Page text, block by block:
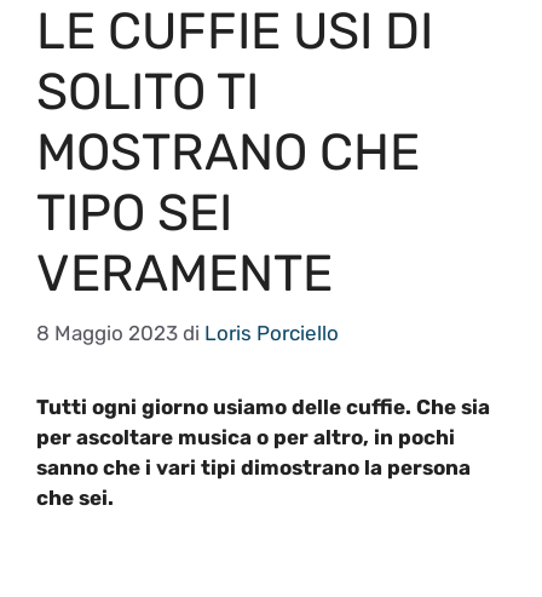
LE CUFFIE USI DI
SOLITO TI
MOSTRANO CHE
TIPO SEI
VERAMENTE
8 Maggio 2023 di Loris Porciello
Tutti ogni giorno usiamo delle cuffie. Che sia
per ascoltare musica o per altro, in pochi
sanno che i vari tipi dimostrano la persona
che sei.